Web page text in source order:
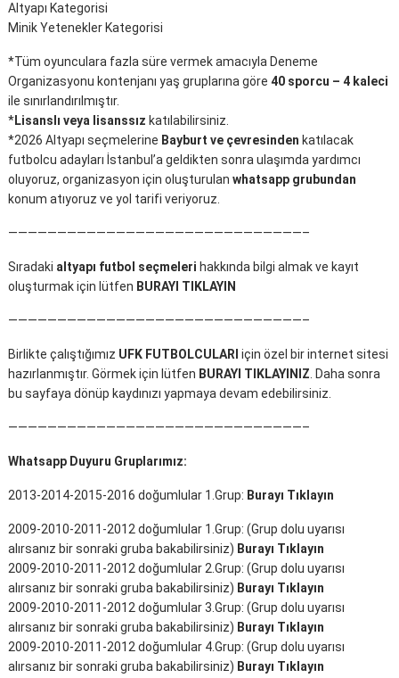
Altyapı Kategorisi
Minik Yetenekler Kategorisi
*Tüm oyunculara fazla süre vermek amacıyla Deneme
Organizasyonu kontenjanı yaş gruplarına göre40 sporcu – 4 kaleci
ile sınırlandırılmıştır.
*Lisanslı veya lisanssız katılabilirsiniz.
*2026 Altyapı seçmelerine Bayburt ve çevresinden katılacak
futbolcu adayları İstanbul’a geldikten sonra ulaşımda yardımcı
oluyoruz, organizasyon için oluşturulanwhatsapp grubundan
konum atıyoruz ve yol tarifi veriyoruz.
——————————————————————————————–
Sıradaki altyapı futbol seçmeleri hakkında bilgi almak ve kayıt
oluşturmak için lütfen BURAYI TIKLAYIN
——————————————————————————————–
Birlikte çalıştığımız UFK FUTBOLCULARI için özel bir internet sitesi
hazırlanmıştır. Görmek için lütfen BURAYI TIKLAYINIZ . Daha sonra
bu sayfaya dönüp kaydınızı yapmaya devam edebilirsiniz.
——————————————————————————————–
Whatsapp Duyuru Gruplarımız:
2013-2014-2015-2016 doğumlular 1.Grup: Burayı Tıklayın
2009-2010-2011-2012 doğumlular 1.Grup: (Grup dolu uyarısı
alırsanız bir sonraki gruba bakabilirsiniz) Burayı Tıklayın
2009-2010-2011-2012 doğumlular 2.Grup: (Grup dolu uyarısı
alırsanız bir sonraki gruba bakabilirsiniz) Burayı Tıklayın
2009-2010-2011-2012 doğumlular 3.Grup: (Grup dolu uyarısı
alırsanız bir sonraki gruba bakabilirsiniz) Burayı Tıklayın
2009-2010-2011-2012 doğumlular 4.Grup: (Grup dolu uyarısı
alırsanız bir sonraki gruba bakabilirsiniz) Burayı Tıklayın